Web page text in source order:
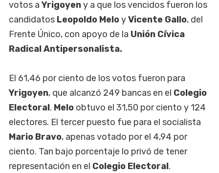
votos aYrigoyeny a que los vencidos fueron los
candidatos Leopoldo MeloyVicente Gallo, del
Frente Único, con apoyo de la Unión Cívica
Radical Antipersonalista.
El 61,46 por ciento de los votos fueron para
Yrigoyen, que alcanzó 249 bancas en el Colegio
Electoral. Melo obtuvo el 31,50 por ciento y 124
electores. El tercer puesto fue para el socialista
Mario Bravo, apenas votado por el 4,94 por
ciento. Tan bajo porcentaje lo privó de tener
representación en el Colegio Electoral.